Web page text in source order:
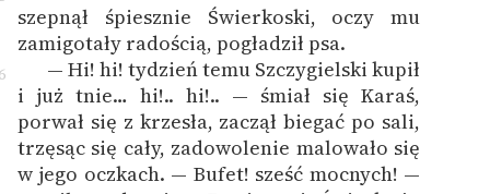
szepnął śpiesznie Świerkoski, oczy mu
zamigotały radością, pogładził psa.
— Hi! hi! tydzień temu Szczygielski kupił
i już tnie… hi!.. hi!.. — śmiał się Karaś,
porwał się z krzesła, zaczął biegać po sali,
trzęsąc się cały, zadowolenie malowało się
w jego oczkach. — Bufet! sześć mocnych! —